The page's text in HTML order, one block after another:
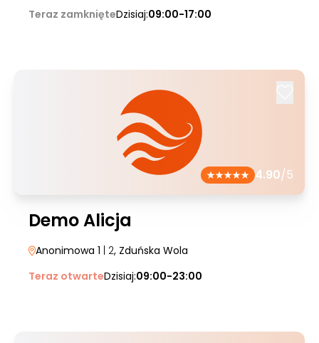
Teraz zamknięteDzisiaj:09:00-17:00
4.90/5
Demo Alicja
Anonimowa 1 | 2, Zduńska Wola
Teraz otwarteDzisiaj:09:00-23:00